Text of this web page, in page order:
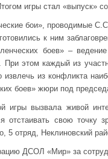
игры стал «выпуск»
бои», проводимые
к ним
боев» –
При этом каждый из
извлечь из конфликта
боев» жюри под
игры вызвала живой
отстаивать свою точку
5 отряд, Неклиновский
ДСОЛ «Мир» за